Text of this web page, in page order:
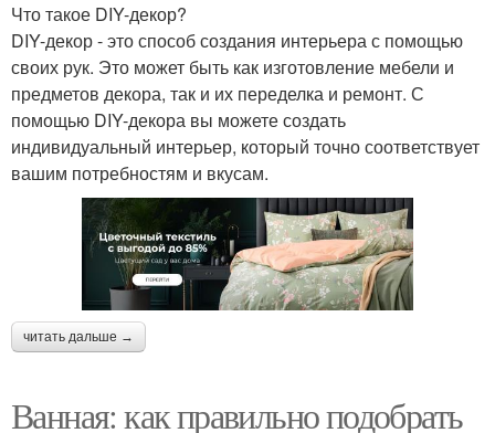
Что такое DIY-декор?
DIY-декор - это способ создания интерьера с помощью
своих рук. Это может быть как изготовление мебели и
предметов декора, так и их переделка и ремонт. С
помощью DIY-декора вы можете создать
индивидуальный интерьер, который точно соответствует
вашим потребностям и вкусам.
читать дальше →
Ванная: как правильно подобрать